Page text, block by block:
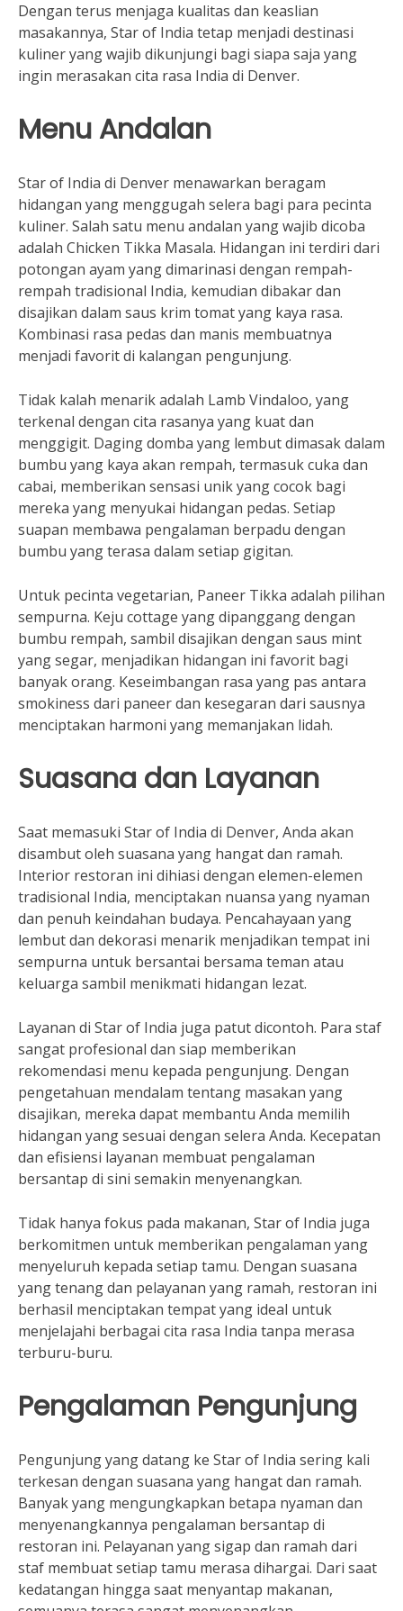
Dengan terus menjaga kualitas dan keaslian
masakannya, Star of India tetap menjadi destinasi
kuliner yang wajib dikunjungi bagi siapa saja yang
ingin merasakan cita rasa India di Denver.
Menu Andalan
Star of India di Denver menawarkan beragam
hidangan yang menggugah selera bagi para pecinta
kuliner. Salah satu menu andalan yang wajib dicoba
adalah Chicken Tikka Masala. Hidangan ini terdiri dari
potongan ayam yang dimarinasi dengan rempah-
rempah tradisional India, kemudian dibakar dan
disajikan dalam saus krim tomat yang kaya rasa.
Kombinasi rasa pedas dan manis membuatnya
menjadi favorit di kalangan pengunjung.
Tidak kalah menarik adalah Lamb Vindaloo, yang
terkenal dengan cita rasanya yang kuat dan
menggigit. Daging domba yang lembut dimasak dalam
bumbu yang kaya akan rempah, termasuk cuka dan
cabai, memberikan sensasi unik yang cocok bagi
mereka yang menyukai hidangan pedas. Setiap
suapan membawa pengalaman berpadu dengan
bumbu yang terasa dalam setiap gigitan.
Untuk pecinta vegetarian, Paneer Tikka adalah pilihan
sempurna. Keju cottage yang dipanggang dengan
bumbu rempah, sambil disajikan dengan saus mint
yang segar, menjadikan hidangan ini favorit bagi
banyak orang. Keseimbangan rasa yang pas antara
smokiness dari paneer dan kesegaran dari sausnya
menciptakan harmoni yang memanjakan lidah.
Suasana dan Layanan
Saat memasuki Star of India di Denver, Anda akan
disambut oleh suasana yang hangat dan ramah.
Interior restoran ini dihiasi dengan elemen-elemen
tradisional India, menciptakan nuansa yang nyaman
dan penuh keindahan budaya. Pencahayaan yang
lembut dan dekorasi menarik menjadikan tempat ini
sempurna untuk bersantai bersama teman atau
keluarga sambil menikmati hidangan lezat.
Layanan di Star of India juga patut dicontoh. Para staf
sangat profesional dan siap memberikan
rekomendasi menu kepada pengunjung. Dengan
pengetahuan mendalam tentang masakan yang
disajikan, mereka dapat membantu Anda memilih
hidangan yang sesuai dengan selera Anda. Kecepatan
dan efisiensi layanan membuat pengalaman
bersantap di sini semakin menyenangkan.
Tidak hanya fokus pada makanan, Star of India juga
berkomitmen untuk memberikan pengalaman yang
menyeluruh kepada setiap tamu. Dengan suasana
yang tenang dan pelayanan yang ramah, restoran ini
berhasil menciptakan tempat yang ideal untuk
menjelajahi berbagai cita rasa India tanpa merasa
terburu-buru.
Pengalaman Pengunjung
Pengunjung yang datang ke Star of India sering kali
terkesan dengan suasana yang hangat dan ramah.
Banyak yang mengungkapkan betapa nyaman dan
menyenangkannya pengalaman bersantap di
restoran ini. Pelayanan yang sigap dan ramah dari
staf membuat setiap tamu merasa dihargai. Dari saat
kedatangan hingga saat menyantap makanan,